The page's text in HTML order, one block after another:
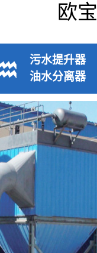
欧
污水提升器
油水分离器